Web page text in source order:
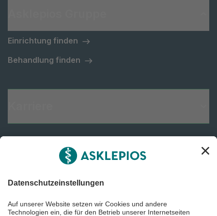
Einrichtung finden
Behandlung finden
Informiert bleiben